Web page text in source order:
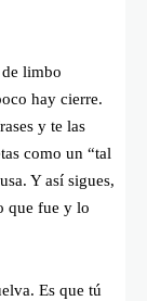
de limbo
hay cierre.
y te las
como un “tal
Y así sigues,
que fue y lo
Es que tú